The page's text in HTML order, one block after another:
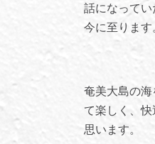
話になって
今に至ります
奄美大島の
て楽しく、
思います。